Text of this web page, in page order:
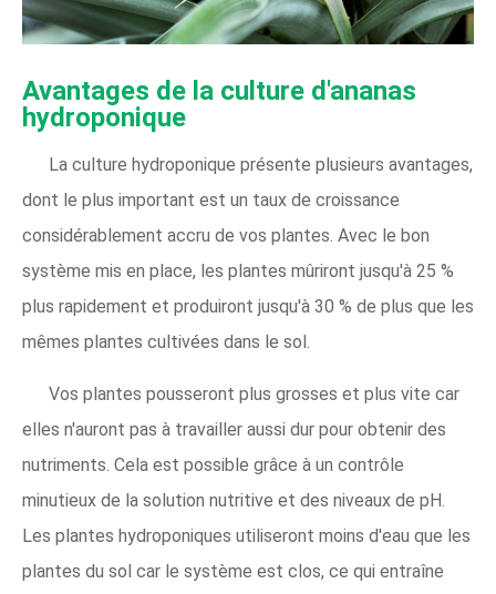
Avantages de la culture d'ananas
hydroponique
La culture hydroponique présente plusieurs avantages,
dont le plus important est un taux de croissance
considérablement accru de vos plantes. Avec le bon
système mis en place, les plantes mûriront jusqu'à 25 %
plus rapidement et produiront jusqu'à 30 % de plus que les
mêmes plantes cultivées dans le sol.
Vos plantes pousseront plus grosses et plus vite car
elles n'auront pas à travailler aussi dur pour obtenir des
nutriments. Cela est possible grâce à un contrôle
minutieux de la solution nutritive et des niveaux de pH.
Les plantes hydroponiques utiliseront moins d'eau que les
plantes du sol car le système est clos, ce qui entraîne